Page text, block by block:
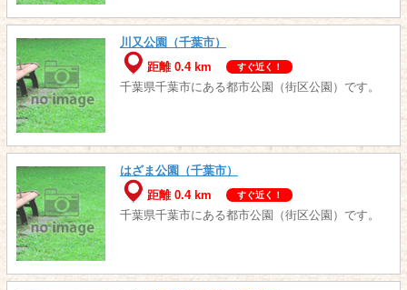
川又公園（千葉市）
距離 0.4 km
すぐ近く！
千葉県千葉市にある都市公園（街区公園）です。
はざま公園（千葉市）
距離 0.4 km
すぐ近く！
千葉県千葉市にある都市公園（街区公園）です。